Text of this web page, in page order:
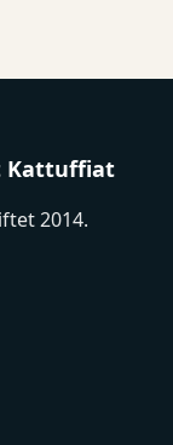
Kattuffiat
2014.